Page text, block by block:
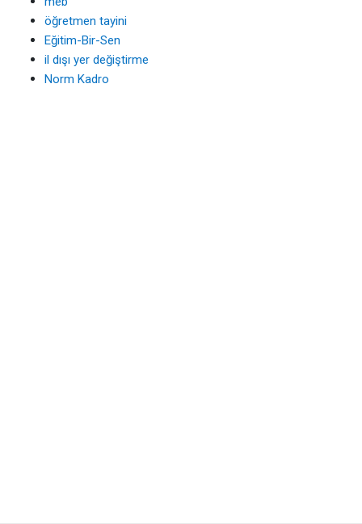
öğretmen tayini
Eğitim-Bir-Sen
il dışı yer değiştirme
Norm Kadro